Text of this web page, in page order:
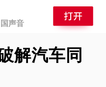
声音
解汽车同